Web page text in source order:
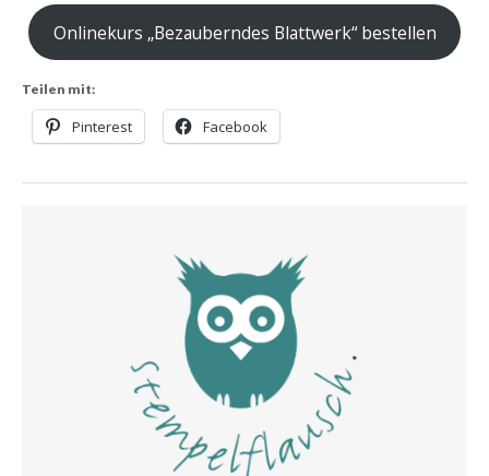
Onlinekurs „Bezauberndes Blattwerk“ bestellen
Teilen mit:
Pinterest Facebook